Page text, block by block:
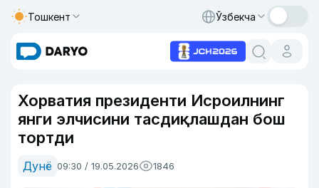
Тошкент Ўзбекча
Хорватия президенти Исроилнинг
янги элчисини тасдиқлашдан бош
тортди
Дунё 09:30 / 19.05.2026 1846